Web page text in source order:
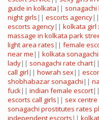
guide in kolkata ||
night girls || escorts agency||
escorts agency|| kolkata girl
massage in kolkata park
light area rates || female
near me || kolkata
lady|| sonagachi rate chart||
call girl || howrah sex||
shobhabazar sonagachi ||
fuck|| indian female escort||
escorts call girls || sex
sonagachi prostitutes rates
independent escorts ||